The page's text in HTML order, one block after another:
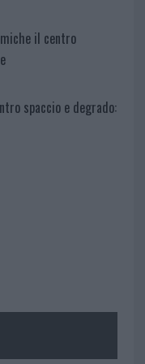
il centro
spaccio e degrado: